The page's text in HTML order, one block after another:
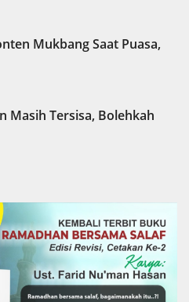
Mukbang Saat Puasa,
Masih Tersisa, Bolehkah